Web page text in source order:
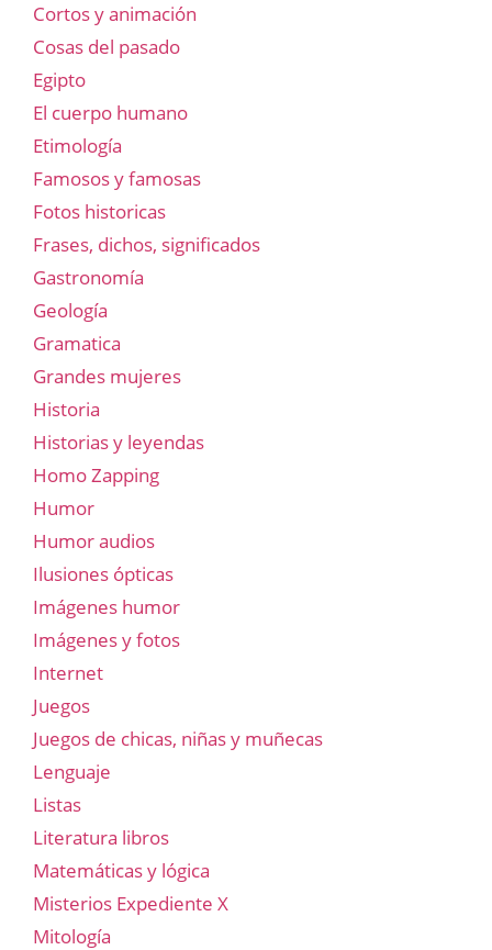
Cortos y animación
Cosas del pasado
Egipto
El cuerpo humano
Etimología
Famosos y famosas
Fotos historicas
Frases, dichos, significados
Gastronomía
Geología
Gramatica
Grandes mujeres
Historia
Historias y leyendas
Homo Zapping
Humor
Humor audios
Ilusiones ópticas
Imágenes humor
Imágenes y fotos
Internet
Juegos
Juegos de chicas, niñas y muñecas
Lenguaje
Listas
Literatura libros
Matemáticas y lógica
Misterios Expediente X
Mitología